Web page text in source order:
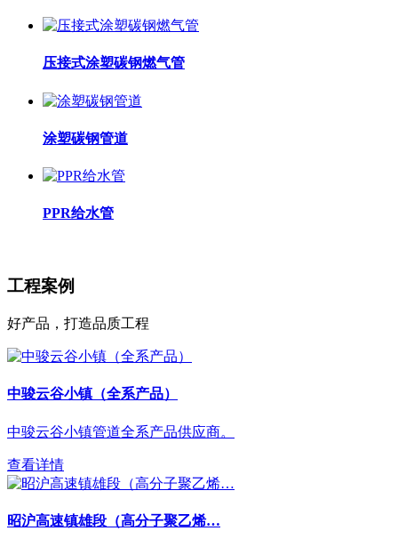
压接式涂塑碳钢燃气管
涂塑碳钢管道
PPR给水管
工程案例
好产品，打造品质工程
中骏云谷小镇（全系产品）
中骏云谷小镇管道全系产品供应商。
查看详情
昭沪高速镇雄段（高分子聚乙烯…